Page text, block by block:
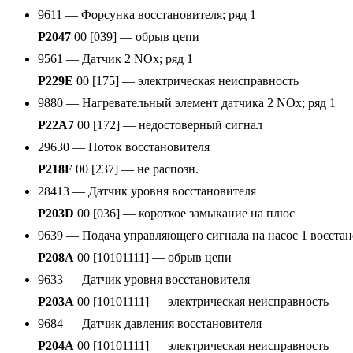
9611 — Форсунка восстановителя; ряд 1
P2047 00 [039] — обрыв цепи
9561 — Датчик 2 NOx; ряд 1
P229E 00 [175] — электрическая неисправность
9880 — Нагревательный элемент датчика 2 NOx; ряд 1
P22A7 00 [172] — недостоверный сигнал
29630 — Поток восстановителя
P218F 00 [237] — не распозн.
28413 — Датчик уровня восстановителя
P203D 00 [036] — короткое замыкание на плюс
9639 — Подача управляющего сигнала на насос 1
P208A 00 [10101111] — обрыв цепи
9633 — Датчик уровня восстановителя
P203A 00 [10101111] — электрическая неисправность
9684 — Датчик давления восстановителя
P204A 00 [10101111] — электрическая неисправность